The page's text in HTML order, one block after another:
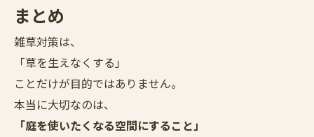
まとめ
雑草対策は、
「草を生えなくする」
ことだけが目的ではありません。
本当に大切なのは、
「庭を使いたくなる空間にすること」